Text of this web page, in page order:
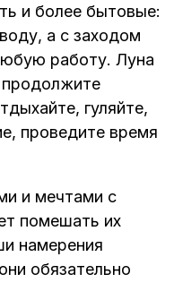
и более бытовые:
а с заходом
работу. Луна
гуляйте,
проведите время
и мечтами с
помешать их
намерения
обязательно